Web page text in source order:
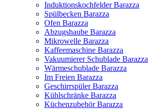
Induktionskochfelder Barazza
Spülbecken Barazza
Ofen Barazza
Abzugshaube Barazza
Mikrowelle Barazza
Kaffeemaschine Barazza
Vakuumierer Schublade Barazza
Wärmeschublade Barazza
Im Freien Barazza
Geschirrspüler Barazza
Kühlschränke Barazza
Küchenzubehör Barazza